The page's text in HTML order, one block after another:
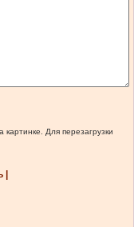
Для перезагрузки